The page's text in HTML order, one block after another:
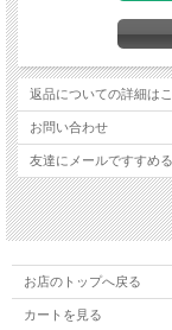
返品についての詳細は
お問い合わせ
友達にメールですすめる
お店のトップへ戻る
カートを見る